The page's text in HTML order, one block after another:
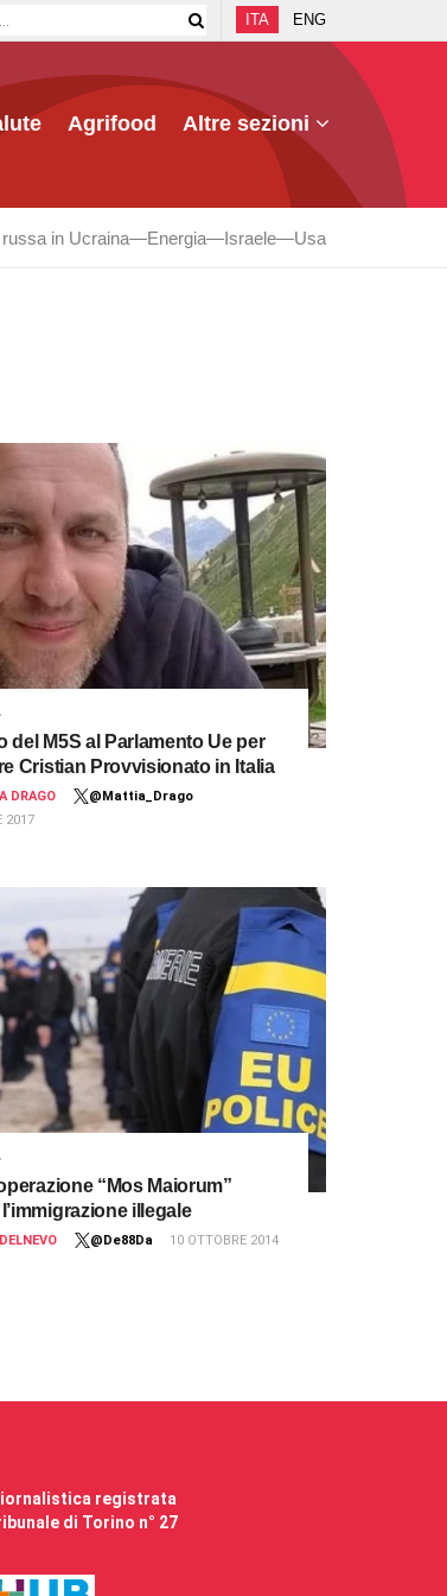
ITA ENG
Agrifood Altre sezioni
in Ucraina Energia Israele Usa
del M5S al Parlamento Ue per
Cristian Provvisionato in Italia
DRAGO
@Mattia_Drago
2017
“Mos Maiorum”
illegale
@De88Da 10 OTTOBRE 2014
registrata
di Torino n° 27